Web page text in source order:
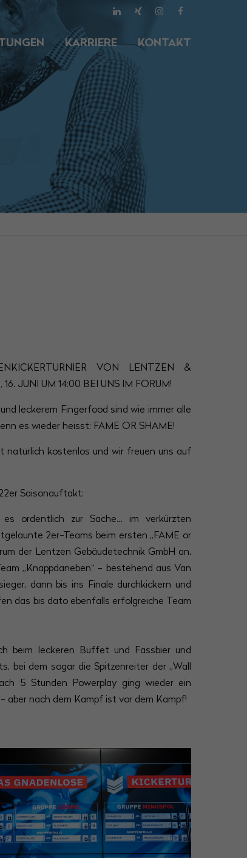
About us
Lorem ipsum dolor sit amet,
consectetuer adipiscing elit.
Aenean commodo ligula eget dolor.
Aenean massa. Cum sociis natoque
penatibus et magnis dis parturient
montes, nascetur ridiculus mus.
Donec quam felis, ultricies nec.
KARRIERE KONTAKT
VON LENTZEN &
JUNI UM 14:00 BEI UNS IM FORUM!
leckerem Fingerfood sind wie immer alle
es wieder heisst: FAME OR SHAME!
natürlich kostenlos und wir freuen uns auf
Saisonauftakt:
es ordentlich zur Sache… im verkürzten
2er-Teams beim ersten „FAME or
der Lentzen Gebäudetechnik GmbH an.
„Knappdaneben“ - bestehend aus Van
dann bis ins Finale durchkickern und
das bis dato ebenfalls erfolgreiche Team
beim leckeren Buffet und Fassbier und
bei dem sogar die Spitzenreiter der „Wall
5 Stunden Powerplay ging wieder ein
aber nach dem Kampf ist vor dem Kampf!